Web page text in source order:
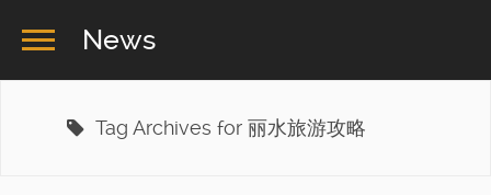
News
Tag Archives for 丽水旅游攻略